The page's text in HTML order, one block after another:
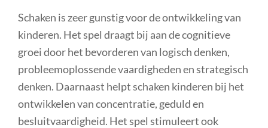
Schaken is zeer gunstig voor de ontwikkeling van
kinderen. Het spel draagt bij aan de cognitieve
groei door het bevorderen van logisch denken,
probleemoplossende vaardigheden en strategisch
denken. Daarnaast helpt schaken kinderen bij het
ontwikkelen van concentratie, geduld en
besluitvaardigheid. Het spel stimuleert ook